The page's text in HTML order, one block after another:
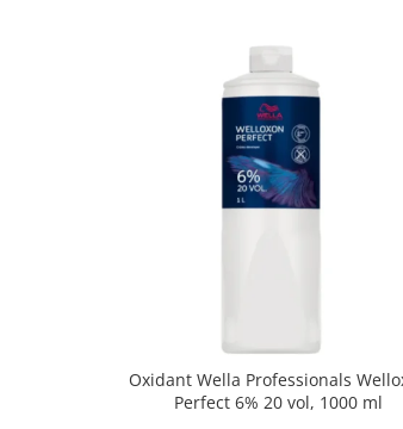
Oxidant Wella Professionals
Perfect 6% 20 vol, 1000 ml